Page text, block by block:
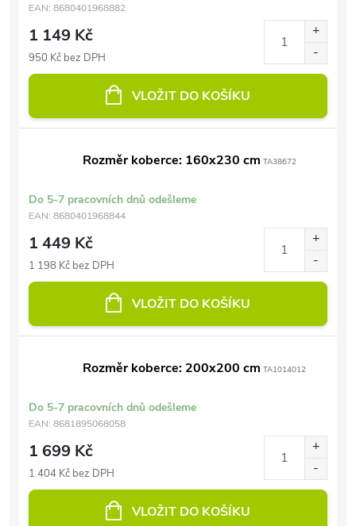
EAN: 8680401968882
1 149 Kč
950 Kč bez DPH
VLOŽIT DO KOŠÍKU
Rozměr koberce: 160x230 cm TA38672
Do 5-7 pracovních dnů odešleme
EAN: 8680401968844
1 449 Kč
1 198 Kč bez DPH
VLOŽIT DO KOŠÍKU
Rozměr koberce: 200x200 cm TA1014012
Do 5-7 pracovních dnů odešleme
EAN: 8681895068058
1 699 Kč
1 404 Kč bez DPH
VLOŽIT DO KOŠÍKU